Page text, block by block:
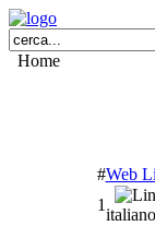
Home
#Web
1
italiano